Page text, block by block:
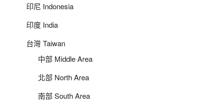
印尼 Indonesia
印度 India
台灣 Taiwan
中部 Middle Area
北部 North Area
南部 South Area